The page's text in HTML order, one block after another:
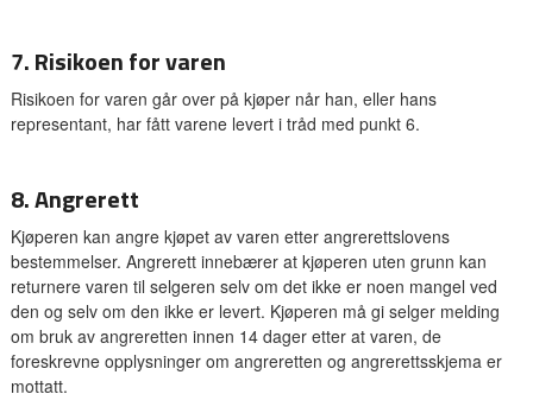
7. Risikoen for varen
Risikoen for varen går over på kjøper når han, eller hans
representant, har fått varene levert i tråd med punkt 6.
8. Angrerett
Kjøperen kan angre kjøpet av varen etter angrerettslovens
bestemmelser. Angrerett innebærer at kjøperen uten grunn kan
returnere varen til selgeren selv om det ikke er noen mangel ved
den og selv om den ikke er levert. Kjøperen må gi selger melding
om bruk av angreretten innen 14 dager etter at varen, de
foreskrevne opplysninger om angreretten og angrerettsskjema er
mottatt.